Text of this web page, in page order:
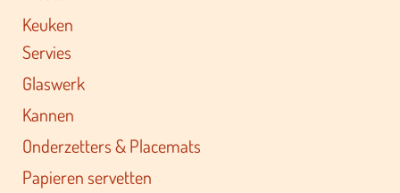
Keuken
Servies
Glaswerk
Kannen
Onderzetters & Placemats
Papieren servetten